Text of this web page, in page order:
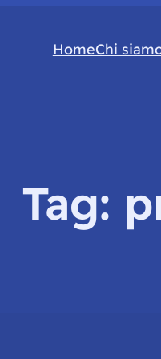
HomeChi
Tag: